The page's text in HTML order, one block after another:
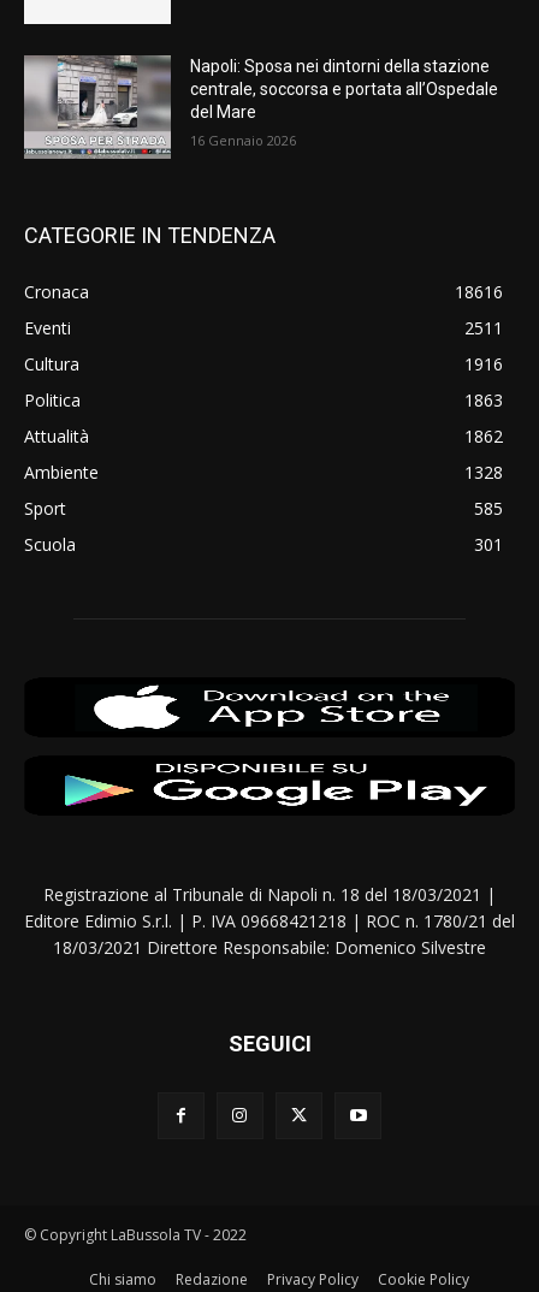
Napoli: Sposa nei dintorni della stazione
centrale, soccorsa e portata all’Ospedale
del Mare
16 Gennaio 2026
CATEGORIE IN TENDENZA
Cronaca
18616
Eventi
2511
Cultura
1916
Politica
1863
Attualità
1862
Ambiente
1328
Sport
585
Scuola
301
Registrazione al Tribunale di Napoli n. 18 del 18/03/2021 |
Editore Edimio S.r.l. | P. IVA 09668421218 | ROC n. 1780/21 del
18/03/2021 Direttore Responsabile: Domenico Silvestre
SEGUICI
© Copyright LaBussola TV - 2022
Chi siamo Redazione Privacy Policy Cookie Policy